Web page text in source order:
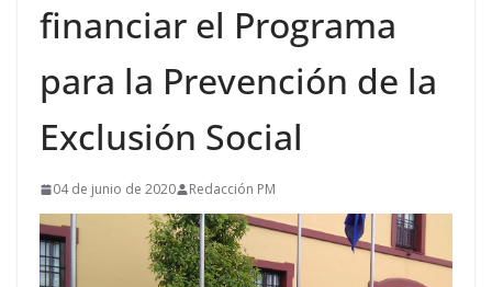
financiar el Programa
para la Prevención de la
Exclusión Social
04 de junio de 2020 Redacción PM